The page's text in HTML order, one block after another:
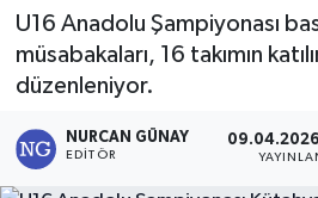
U16 Anadolu Şampiyonası
müsabakaları, 16 takımın
düzenleniyor.
NURCAN GÜNAY
EDITÖR
Domaniç